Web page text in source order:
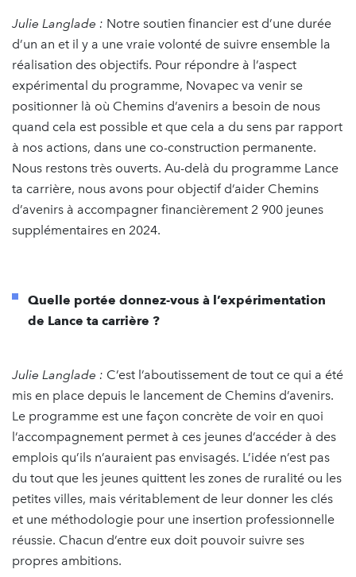
Julie Langlade : Notre soutien financier est d’une durée
d’un an et il y a une vraie volonté de suivre ensemble la
réalisation des objectifs. Pour répondre à l’aspect
expérimental du programme, Novapec va venir se
positionner là où Chemins d’avenirs a besoin de nous
quand cela est possible et que cela a du sens par rapport
à nos actions, dans une co-construction permanente.
Nous restons très ouverts. Au-delà du programme Lance
ta carrière, nous avons pour objectif d’aider Chemins
d’avenirs à accompagner financièrement 2 900 jeunes
supplémentaires en 2024.
Quelle portée donnez-vous à l’expérimentation
de Lance ta carrière ?
Julie Langlade : C’est l’aboutissement de tout ce qui a été
mis en place depuis le lancement de Chemins d’avenirs.
Le programme est une façon concrète de voir en quoi
l’accompagnement permet à ces jeunes d’accéder à des
emplois qu’ils n’auraient pas envisagés. L’idée n’est pas
du tout que les jeunes quittent les zones de ruralité ou les
petites villes, mais véritablement de leur donner les clés
et une méthodologie pour une insertion professionnelle
réussie. Chacun d’entre eux doit pouvoir suivre ses
propres ambitions.